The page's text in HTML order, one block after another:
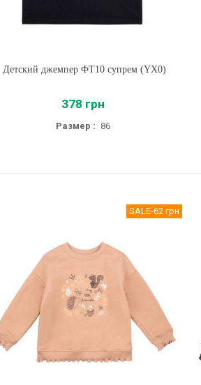
Купить
Детский джемпер ФТ10 супрем (YX0)
378 грн
Размер : 86
SALE-62 грн